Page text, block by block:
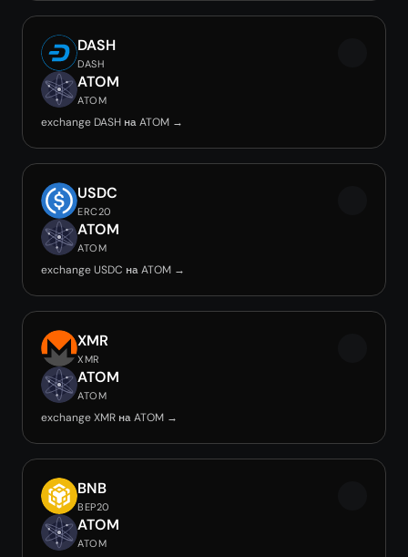
DASH
DASH
ATOM
ATOM
exchange DASH на ATOM →
USDC
ERC20
ATOM
ATOM
exchange USDC на ATOM →
XMR
XMR
ATOM
ATOM
exchange XMR на ATOM →
BNB
BEP20
ATOM
ATOM